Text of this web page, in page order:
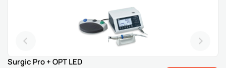
Surgic Pro + OPT LED